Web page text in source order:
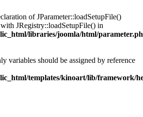
of JParameter::loadSetupFile()
JRegistry::loadSetupFile() in
libraries/joomla/html/
variables should be assigned by reference
templates/kinoart/lib/framework/